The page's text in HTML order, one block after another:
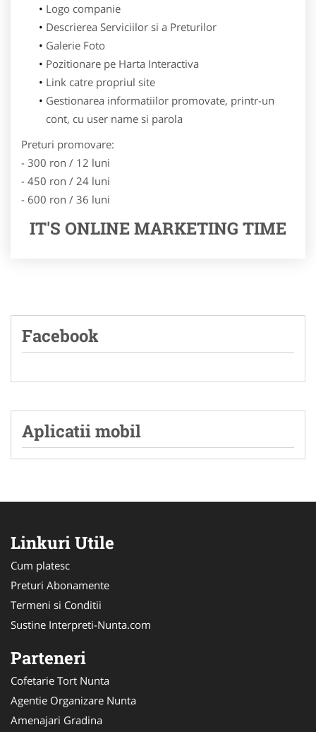
Logo companie
Descrierea Serviciilor si a Preturilor
Galerie Foto
Pozitionare pe Harta Interactiva
Link catre propriul site
Gestionarea informatiilor promovate, printr-un
cont, cu user name si parola
Preturi promovare:
- 300 ron / 12 luni
- 450 ron / 24 luni
- 600 ron / 36 luni
IT'S ONLINE MARKETING TIME
Facebook
Aplicatii mobil
Linkuri Utile
Cum platesc
Preturi Abonamente
Termeni si Conditii
Sustine Interpreti-Nunta.com
Parteneri
Cofetarie Tort Nunta
Agentie Organizare Nunta
Amenajari Gradina